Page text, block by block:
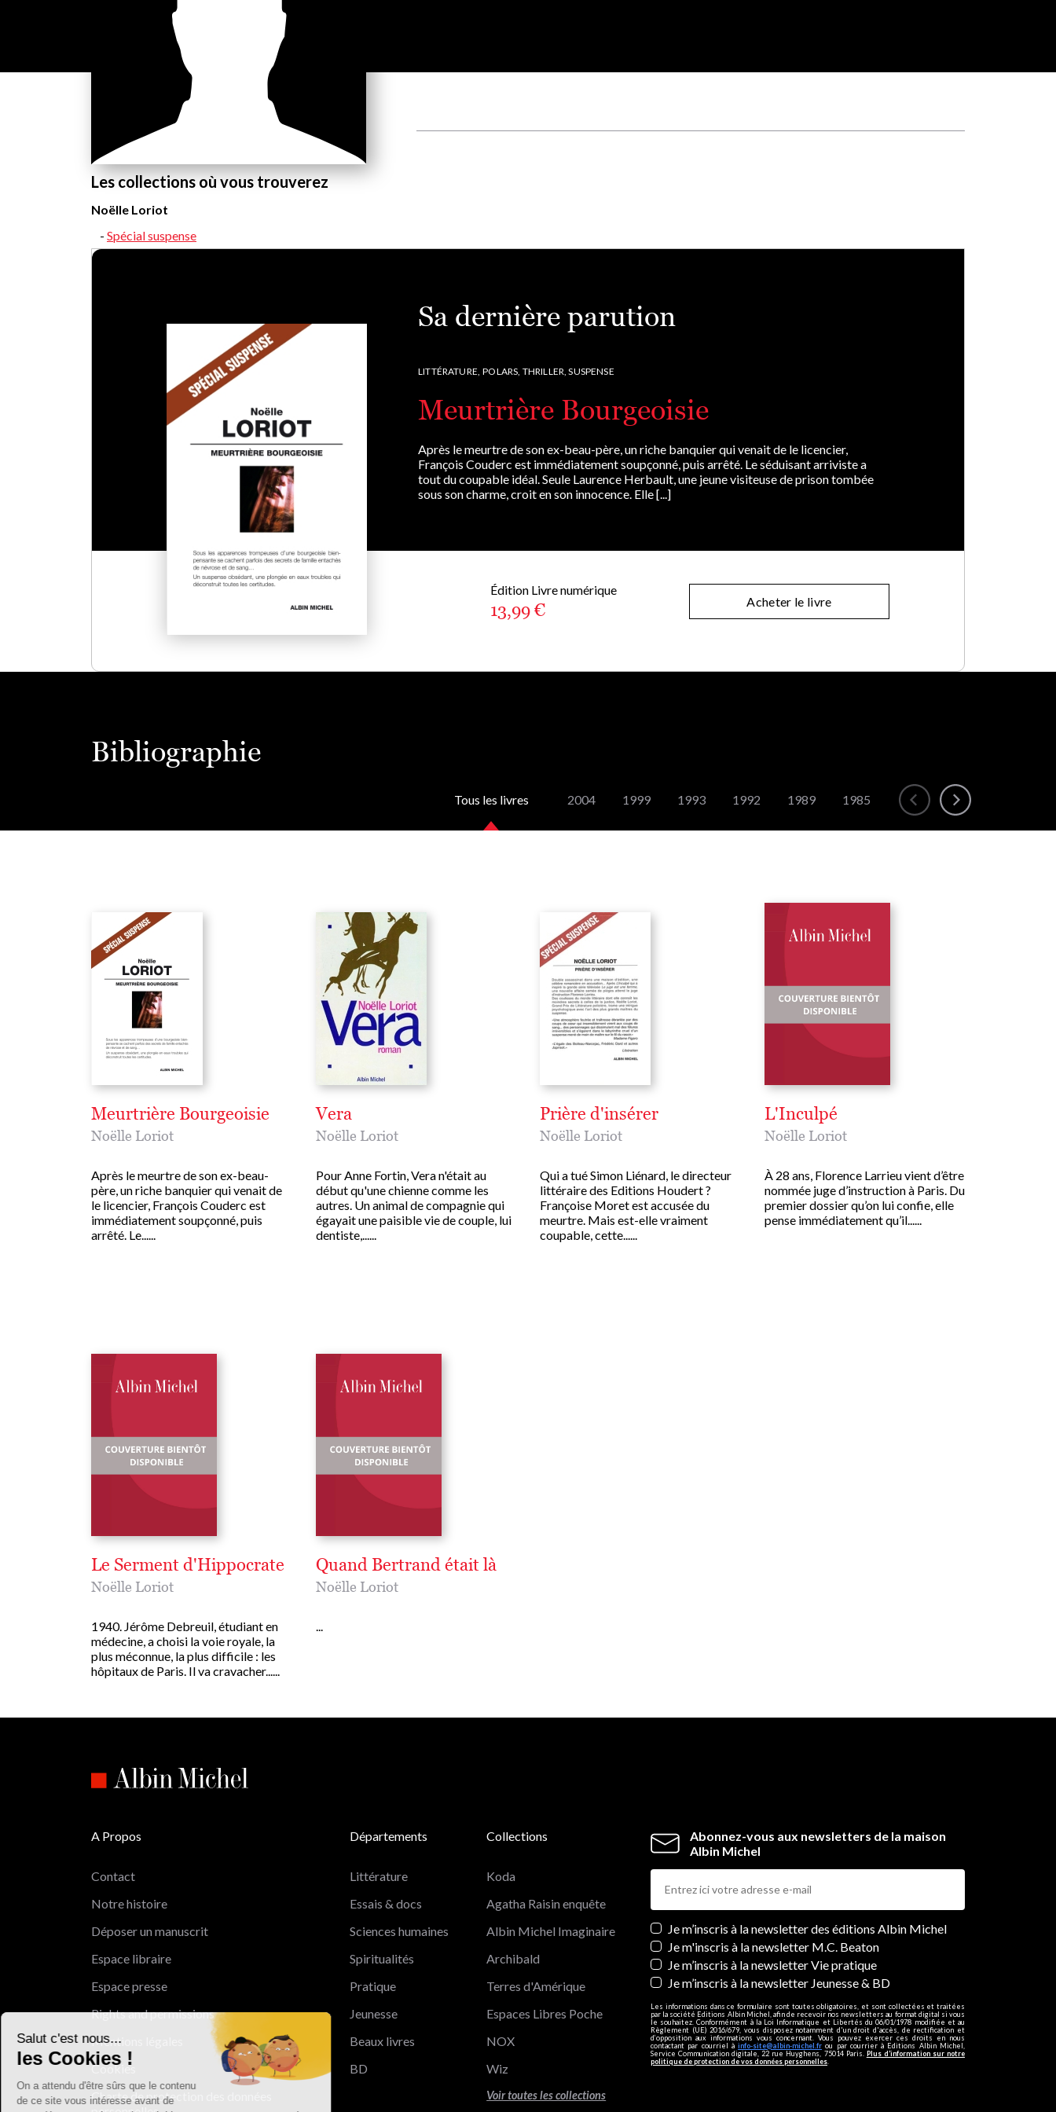
Salut c'est nous...
les Cookies !
On a attendu d'être sûrs que le contenu
de ce site vous intéresse avant de
Les collections où vous trouverez
Noëlle Loriot
Spécial suspense
Sa dernière parution
LITTÉRATURE, POLARS, THRILLER, SUSPENSE
Meurtrière Bourgeoisie
Après le meurtre de son ex-beau-père, un riche banquier qui venait de le licencier,
François Couderc est immédiatement soupçonné, puis arrêté. Le séduisant arriviste a
tout du coupable idéal. Seule Laurence Herbault, une jeune visiteuse de prison tombée
sous son charme, croit en son innocence. Elle [...]
Édition Livre numérique
13,99 € Acheter le livre
Bibliographie
Tous les livres 2004 1999 1993 1992 1989 1985
Meurtrière Bourgeoisie
Noëlle Loriot
Après le meurtre de son ex-beau-
père, un riche banquier qui venait de
le licencier, François Couderc est
immédiatement soupçonné, puis
arrêté. Le......
Vera
Noëlle Loriot
Pour Anne Fortin, Vera n'était au
début qu'une chienne comme les
autres. Un animal de compagnie qui
égayait une paisible vie de couple, lui
dentiste,......
Prière d'insérer
Noëlle Loriot
Qui a tué Simon Liénard, le directeur
littéraire des Editions Houdert ?
Françoise Moret est accusée du
meurtre. Mais est-elle vraiment
coupable, cette......
L'Inculpé
Noëlle Loriot
À 28 ans, Florence Larrieu vient d’être
nommée juge d’instruction à Paris. Du
premier dossier qu’on lui confie, elle
pense immédiatement qu’il......
Le Serment d'Hippocrate
Noëlle Loriot
1940. Jérôme Debreuil, étudiant en
médecine, a choisi la voie royale, la
plus méconnue, la plus difficile : les
hôpitaux de Paris. Il va cravacher......
Quand Bertrand était là
Noëlle Loriot
...
Abonnez-vous aux newsletters de la maison
Albin Michel
Newsletters
Je m’inscris à la newsletter des éditions Albin Michel
Je m'inscris à la newsletter M.C. Beaton
Je m’inscris à la newsletter Vie pratique
Je m’inscris à la newsletter Jeunesse & BD
Les informations dans ce formulaire sont toutes obligatoires, et sont collectées et traitées
par la société Editions Albin Michel, afin de recevoir nos newsletters au format digital si vous
le souhaitez. Conformément à la Loi Informatique et Libertés du 06/01/1978 modifiée et au
Règlement (UE) 2016/679, vous disposez notamment d'un droit d'accès, de rectification et
d’opposition aux informations vous concernant. Vous pouvez exercer ces droits en nous
contactant par courriel àinfo-site@albin-michel.fr ou par courrier à Editions Albin Michel,
Service Communication digitale, 22 rue Huyghens, 75014 Paris. Plus d’information sur notre
politique de protection de vos données personnelles.
A Propos
Contact
Notre histoire
Déposer un manuscrit
Espace libraire
Espace presse
Rights and permissions
Mentions légales
Cookies
Charte de protection des données
Départements
Littérature
Essais & docs
Sciences humaines
Spiritualités
Pratique
Jeunesse
Beaux livres
BD
Collections
Koda
Agatha Raisin enquête
Albin Michel Imaginaire
Archibald
Terres d'Amérique
Espaces Libres Poche
NOX
Wiz
Voir toutes les collections